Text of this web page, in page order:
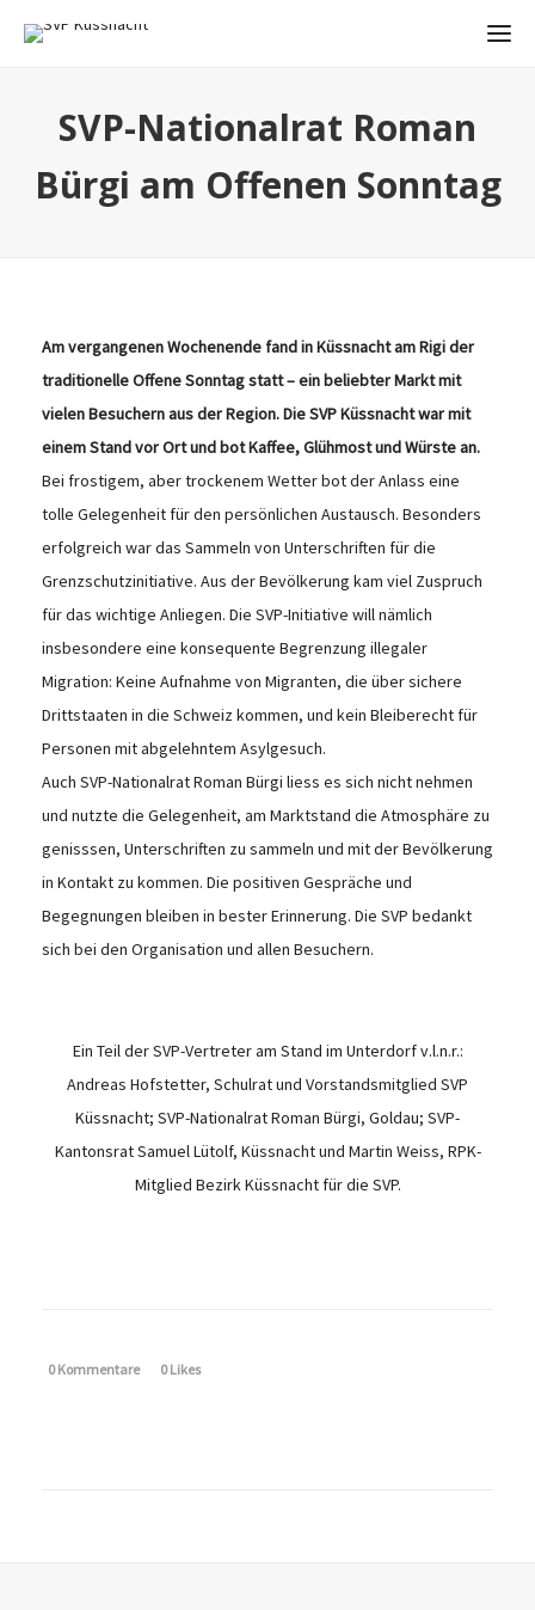
SVP-Nationalrat Roman
Bürgi am Offenen Sonntag
Am vergangenen Wochenende fand in Küssnacht am Rigi der
traditionelle Offene Sonntag statt – ein beliebter Markt mit
vielen Besuchern aus der Region. Die SVP Küssnacht war mit
einem Stand vor Ort und bot Kaffee, Glühmost und Würste an.
Bei frostigem, aber trockenem Wetter bot der Anlass eine
tolle Gelegenheit für den persönlichen Austausch. Besonders
erfolgreich war das Sammeln von Unterschriften für die
Grenzschutzinitiative. Aus der Bevölkerung kam viel Zuspruch
für das wichtige Anliegen. Die SVP-Initiative will nämlich
insbesondere eine konsequente Begrenzung illegaler
Migration: Keine Aufnahme von Migranten, die über sichere
Drittstaaten in die Schweiz kommen, und kein Bleiberecht für
Personen mit abgelehntem Asylgesuch.
Auch SVP-Nationalrat Roman Bürgi liess es sich nicht nehmen
und nutzte die Gelegenheit, am Marktstand die Atmosphäre zu
genisssen, Unterschriften zu sammeln und mit der Bevölkerung
in Kontakt zu kommen. Die positiven Gespräche und
Begegnungen bleiben in bester Erinnerung. Die SVP bedankt
sich bei den Organisation und allen Besuchern.
Ein Teil der SVP-Vertreter am Stand im Unterdorf v.l.n.r.:
Andreas Hofstetter, Schulrat und Vorstandsmitglied SVP
Küssnacht; SVP-Nationalrat Roman Bürgi, Goldau; SVP-
Kantonsrat Samuel Lütolf, Küssnacht und Martin Weiss, RPK-
Mitglied Bezirk Küssnacht für die SVP.
0 Kommentare 0Likes